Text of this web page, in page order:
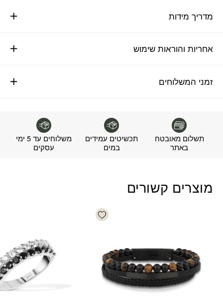
מדריך מידות
אחריות והוראות שימוש
זמני המשלוחים
תשלום מאובטח
באתר
תכשיטים עמידים
במים
משלוחים עד 5 ימי
עסקים
מוצרים קשורים
Add wishlist